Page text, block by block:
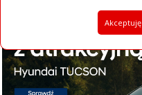
Akceptuję